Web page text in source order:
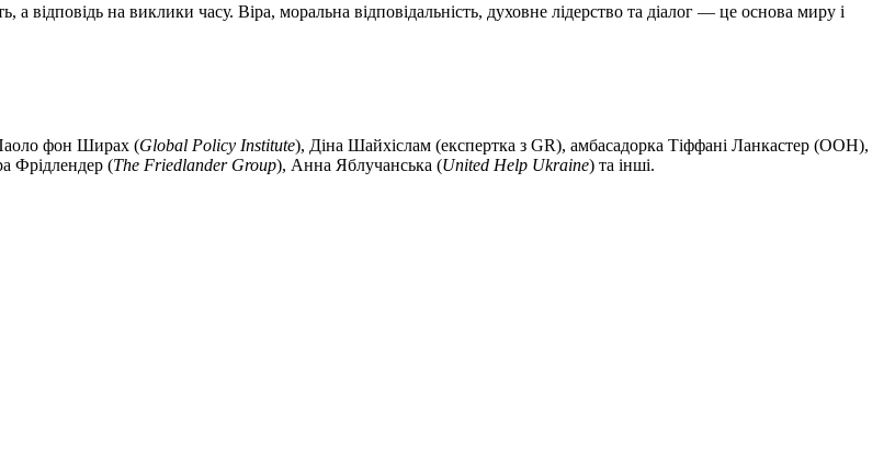
відповідь на виклики часу. Віра, моральна відповідальність, духовне лідерство та діалог — це основа миру і
фон Ширах (Global Policy Institute), Діна Шайхіслам (експертка з GR), амбасадорка Тіффані Ланкастер (ООН),
Фрідлендер (The Friedlander Group), Анна Яблучанська (United Help Ukraine) та інші.